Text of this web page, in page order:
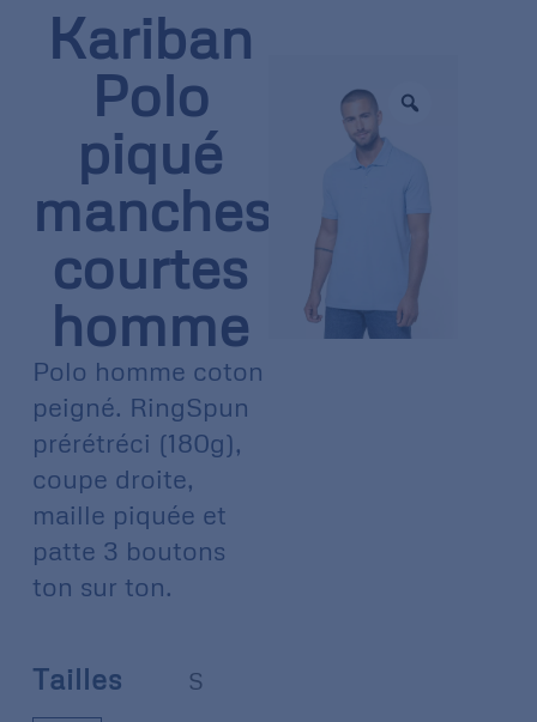
Kariban
Polo
piqué
manches
courtes
homme
Polo homme coton
peigné. RingSpun
prérétréci (180g),
coupe droite,
maille piquée et
patte 3 boutons
ton sur ton.
Tailles S